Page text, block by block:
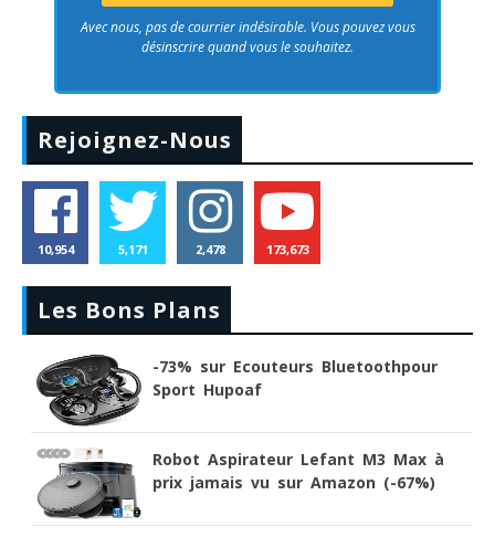
Avec nous, pas de courrier indésirable. Vous pouvez vous
désinscrire quand vous le souhaitez.
Rejoignez-Nous
10,954 5,171 2,478 173,673
Les Bons Plans
-73% sur Ecouteurs Bluetoothpour
Sport Hupoaf
Robot Aspirateur Lefant M3 Max à
prix jamais vu sur Amazon (-67%)